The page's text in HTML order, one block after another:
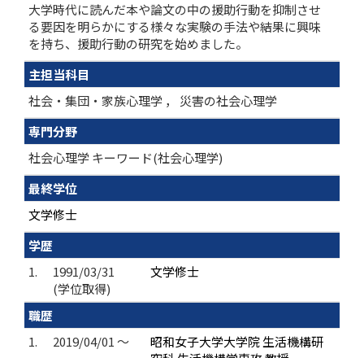
大学時代に読んだ本や論文の中の援助行動を抑制させ
る要因を明らかにする様々な実験の手法や結果に興味
を持ち、援助行動の研究を始めました。
主担当科目
社会・集団・家族心理学 ， 災害の社会心理学
専門分野
社会心理学 キーワード(社会心理学)
最終学位
文学修士
学歴
1.
1991/03/31
(学位取得)
文学修士
職歴
1.
2019/04/01 ～
昭和女子大学大学院 生活機構研